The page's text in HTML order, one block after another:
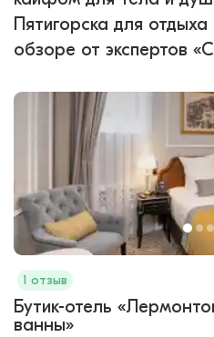
Пятигорска для
обзоре от экспертов
1 отзыв
Бутик-отель
ванны»